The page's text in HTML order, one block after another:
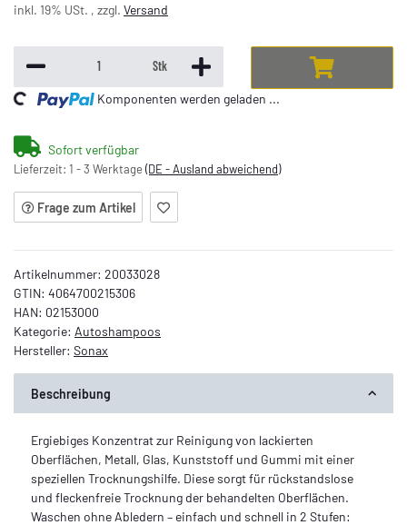
inkl. 19% USt. , zzgl. Versand
Stk
Komponenten werden geladen ...
Sofort verfügbar
Lieferzeit: 1 - 3 Werktage (DE - Ausland abweichend)
Frage zum Artikel
Artikelnummer: 20033028
GTIN: 4064700215306
HAN: 02153000
Kategorie: Autoshampoos
Hersteller: Sonax
Beschreibung
Ergiebiges Konzentrat zur Reinigung von lackierten
Oberflächen, Metall, Glas, Kunststoff und Gummi mit einer
speziellen Trocknungshilfe. Diese sorgt für rückstandslose
und fleckenfreie Trocknung der behandelten Oberflächen.
Waschen ohne Abledern – einfach und schnell in 2 Stufen: